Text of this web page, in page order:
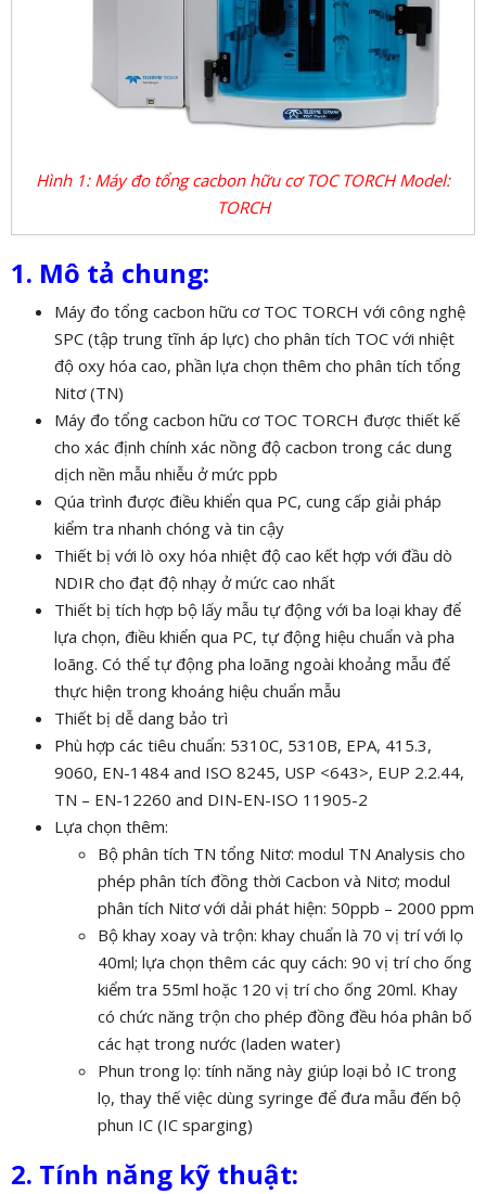
Hình 1: Máy đo tổng cacbon hữu cơ TOC TORCH Model:
TORCH
1. Mô tả chung:
Máy đo tổng cacbon hữu cơ TOC TORCH với công nghệ
SPC (tập trung tĩnh áp lực) cho phân tích TOC với nhiệt
độ oxy hóa cao, phần lựa chọn thêm cho phân tích tổng
Nitơ (TN)
Máy đo tổng cacbon hữu cơ TOC TORCH được thiết kế
cho xác định chính xác nồng độ cacbon trong các dung
dịch nền mẫu nhiễu ở mức ppb
Qúa trình được điều khiển qua PC, cung cấp giải pháp
kiểm tra nhanh chóng và tin cậy
Thiết bị với lò oxy hóa nhiệt độ cao kết hợp với đầu dò
NDIR cho đạt độ nhạy ở mức cao nhất
Thiết bị tích hợp bộ lấy mẫu tự động với ba loại khay để
lựa chọn, điều khiển qua PC, tự động hiệu chuẩn và pha
loãng. Có thể tự động pha loãng ngoài khoảng mẫu để
thực hiện trong khoáng hiệu chuẩn mẫu
Thiết bị dễ dang bảo trì
Phù hợp các tiêu chuẩn: 5310C, 5310B, EPA, 415.3,
9060, EN-1484 and ISO 8245, USP <643>, EUP 2.2.44,
TN – EN-12260 and DIN-EN-ISO 11905-2
Lựa chọn thêm:
Bộ phân tích TN tổng Nitơ: modul TN Analysis cho
phép phân tích đồng thời Cacbon và Nitơ; modul
phân tích Nitơ với dải phát hiện: 50ppb – 2000 ppm
Bộ khay xoay và trộn: khay chuẩn là 70 vị trí với lọ
40ml; lựa chọn thêm các quy cách: 90 vị trí cho ống
kiểm tra 55ml hoặc 120 vị trí cho ống 20ml. Khay
có chức năng trộn cho phép đồng đều hóa phân bố
các hạt trong nước (laden water)
Phun trong lọ: tính năng này giúp loại bỏ IC trong
lọ, thay thế việc dùng syringe để đưa mẫu đến bộ
phun IC (IC sparging)
2. Tính năng kỹ thuật: